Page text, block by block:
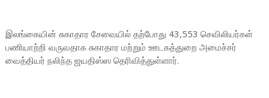
இலங்கையின் சுகாதார சேவையில் தற்போது 43,553 செவிலியர்கள்
பணியாற்றி வருவதாக சுகாதார மற்றும் ஊடகத்துறை அமைச்சர்
வைத்தியர் நலிந்த ஜயதிஸ்ஸ தெரிவித்துள்ளார்.